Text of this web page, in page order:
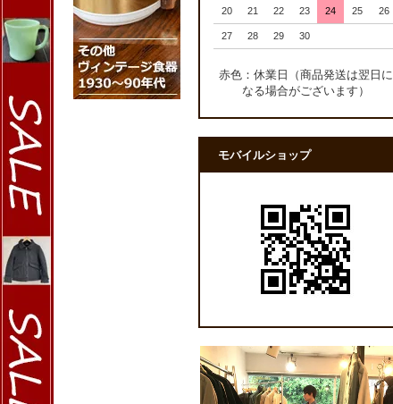
20 21 22 23 24 25 26
27 28 29 30
赤色：休業日（商品発送は翌日に
なる場合がございます）
モバイルショップ